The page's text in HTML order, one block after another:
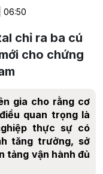
06:50
chỉ ra ba cú
cho chứng
gia cho rằng cơ
quan trọng là
thực sự có
tăng trưởng, sở
tảng vận hành đủ